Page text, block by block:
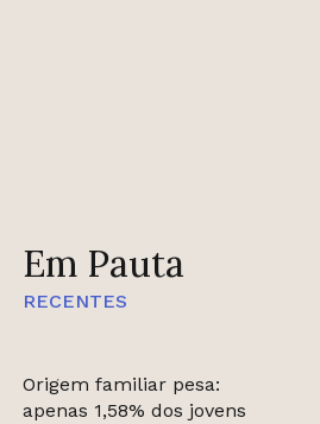
Em Pauta
RECENTES
Origem familiar pesa:
apenas 1,58% dos jovens